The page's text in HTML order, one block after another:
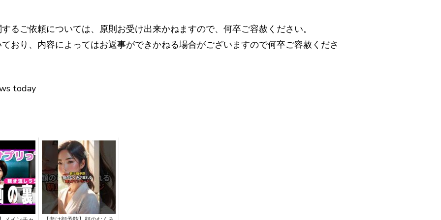
るご依頼については、原則お受け出来かねますので、何卒ご容赦ください。
おり、内容によってはお返事ができかねる場合がございますので何卒ご容赦くださ
today